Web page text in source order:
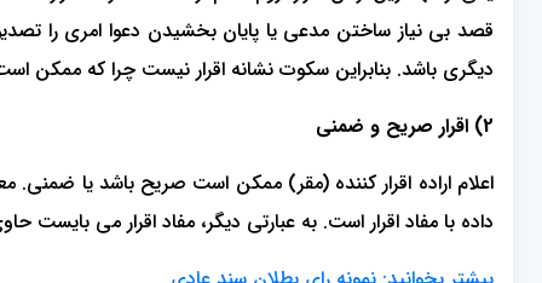
قصد بی نیاز ساختن مدعی یا پایان بخشیدن دعوا امری را
دیگری باشد. بنابراین سکوت نشانه اقرار نیست چرا که ممکن است
2) اقرار صریح و ضمنی
اعلام اراده اقرار کننده (مقر) ممکن است صریح باشد یا
داده با مفاد اقرار است. به عبارتی دیگر، مفاد اقرار می بایست